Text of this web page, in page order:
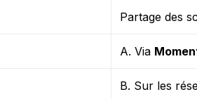
Partage des
A. Via
B. Sur les